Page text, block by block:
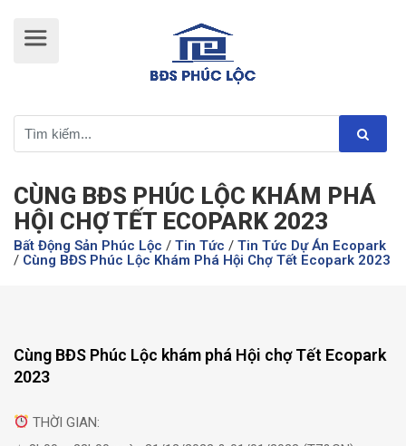
CÙNG BĐS PHÚC LỘC KHÁM PHÁ
HỘI CHỢ TẾT ECOPARK 2023
Bất Động Sản Phúc Lộc / Tin Tức / Tin Tức Dự Án Ecopark
/ Cùng BĐS Phúc Lộc Khám Phá Hội Chợ Tết Ecopark 2023
Cùng BĐS Phúc Lộc khám phá Hội chợ Tết Ecopark
2023
THỜI GIAN: